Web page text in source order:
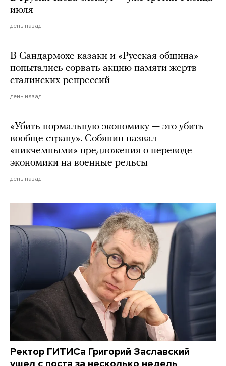
июля
день назад
В Сандармохе казаки и «Русская община»
попытались сорвать акцию памяти жертв
сталинских репрессий
день назад
«Убить нормальную экономику — это убить
вообще страну». Собянин назвал
«никчемными» предложения о переводе
экономики на военные рельсы
день назад
Ректор ГИТИСа Григорий Заславский